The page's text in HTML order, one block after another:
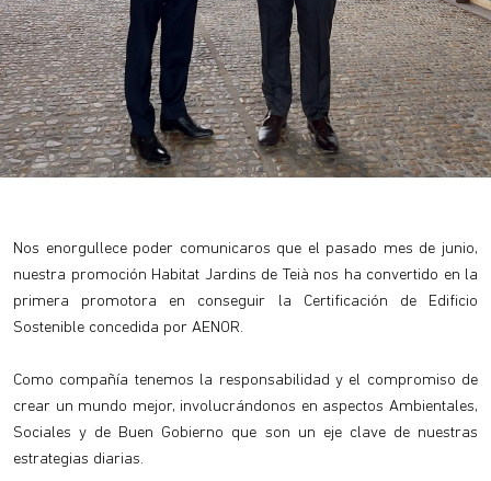
Nos enorgullece poder comunicaros que el pasado mes de junio,
nuestra promoción Habitat Jardins de Teià nos ha convertido en la
primera promotora en conseguir la Certificación de Edificio
Sostenible concedida por AENOR.
Como compañía tenemos la responsabilidad y el compromiso de
crear un mundo mejor, involucrándonos en aspectos Ambientales,
Sociales y de Buen Gobierno que son un eje clave de nuestras
estrategias diarias.